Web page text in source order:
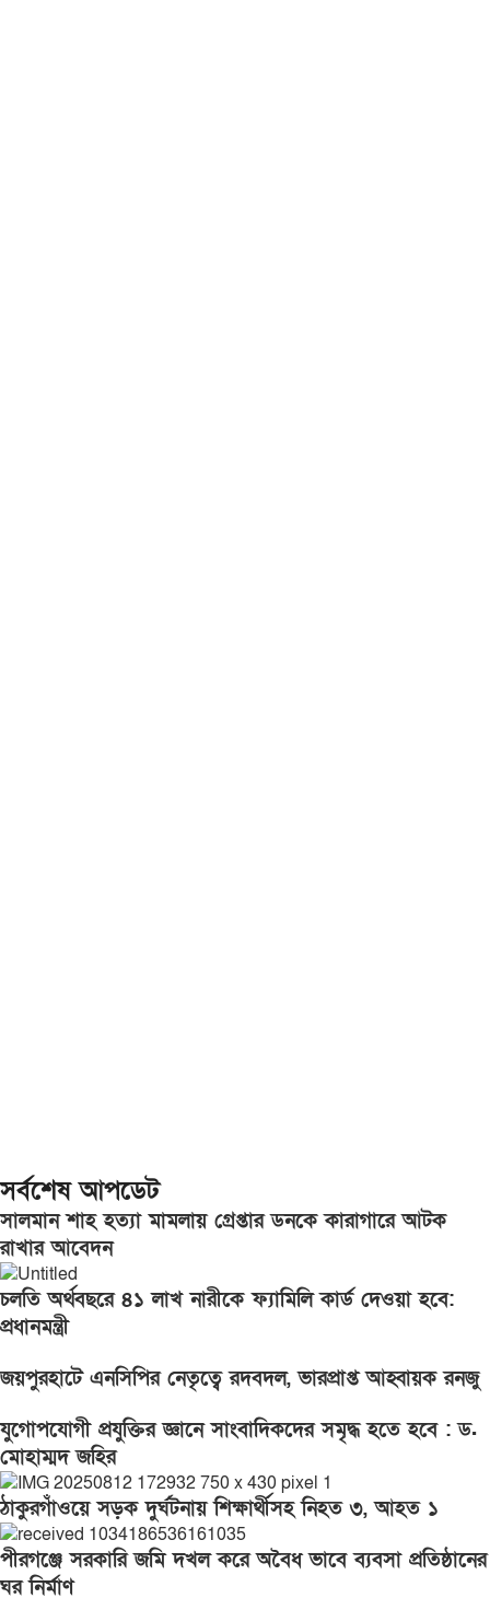
সর্বশেষ আপডেট
সালমান শাহ হত্যা মামলায় গ্রেপ্তার ডনকে কারাগারে আটক
রাখার আবেদন
চলতি অর্থবছরে ৪১ লাখ নারীকে ফ্যামিলি কার্ড দেওয়া হবে:
প্রধানমন্ত্রী
জয়পুরহাটে এনসিপির নেতৃত্বে রদবদল, ভারপ্রাপ্ত আহ্বায়ক রনজু
যুগোপযোগী প্রযুক্তির জ্ঞানে সাংবাদিকদের সমৃদ্ধ হতে হবে : ড.
মোহাম্মদ জহির
ঠাকুরগাঁওয়ে সড়ক দুর্ঘটনায় শিক্ষার্থীসহ নিহত ৩, আহত ১
পীরগঞ্জে সরকারি জমি দখল করে অবৈধ ভাবে ব্যবসা প্রতিষ্ঠানের
ঘর নির্মাণ